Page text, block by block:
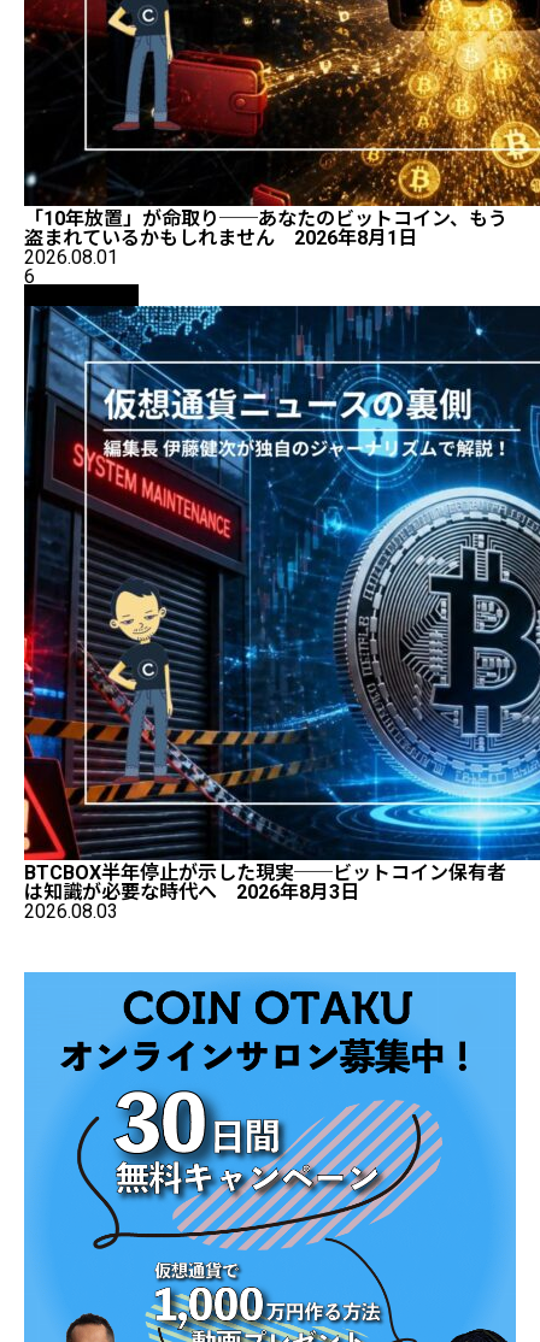
「10年放置」が命取り──あなたのビットコイン、もう
盗まれているかもしれません 2026年8月1日
2026.08.01
6
BTCBOX半年停止が示した現実──ビットコイン保有者
は知識が必要な時代へ 2026年8月3日
2026.08.03